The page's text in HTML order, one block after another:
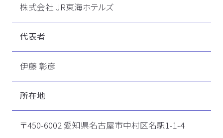
株式会社 JR東海ホテルズ
代表者
伊藤 彰彦
所在地
〒450-6002 愛知県名古屋市中村区名駅1-1-4